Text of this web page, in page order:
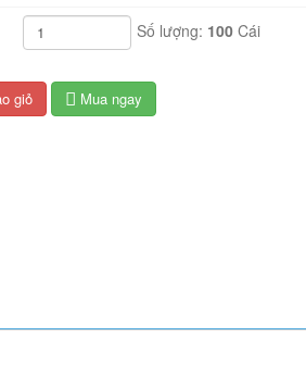
Số lượng: 100 Cái
giỏ Mua ngay